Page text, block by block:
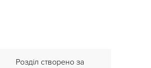
Розділ створено за